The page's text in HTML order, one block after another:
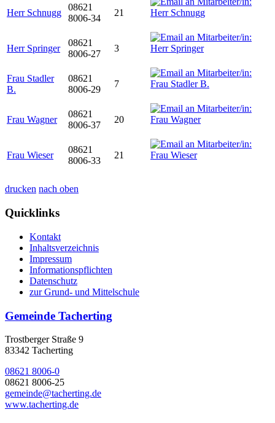
Herr Schnugg
08621
8006-34
21
Herr Springer
08621
8006-27
3
Frau Stadler
B.
08621
8006-29
7
Frau Wagner
08621
8006-37
20
Frau Wieser
08621
8006-33
21
drucken nach oben
Quicklinks
Kontakt
Inhaltsverzeichnis
Impressum
Informationspflichten
Datenschutz
zur Grund- und Mittelschule
Gemeinde Tacherting
Trostberger Straße 9
83342 Tacherting
08621 8006-0
08621 8006-25
gemeinde@tacherting.de
www.tacherting.de